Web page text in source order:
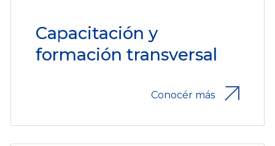
Capacitación y
formación transversal
Conocér más